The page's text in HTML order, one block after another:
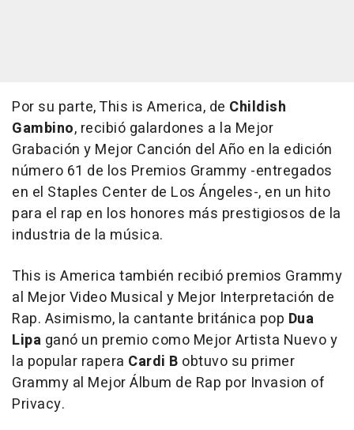
Por su parte,This is America, de Childish
Gambino, recibió galardones a la Mejor
Grabación y Mejor Canción del Año en la edición
número 61 de los Premios Grammy -entregados
en el Staples Center de Los Ángeles-, en un hito
para el rap en los honores más prestigiosos de la
industria de la música.
This is America también recibió premios Grammy
al Mejor Video Musical y Mejor Interpretación de
Rap. Asimismo, la cantante británica pop Dua
Lipa ganó un premio como Mejor Artista Nuevo y
la popular rapera Cardi B obtuvo su primer
Grammy al Mejor Álbum de Rap por Invasion of
Privacy.